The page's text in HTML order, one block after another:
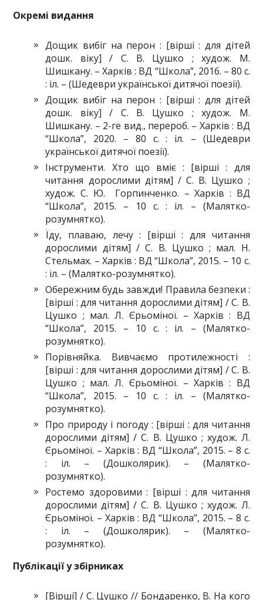
Окремі видання
Дощик вибіг на перон : [вірші : для дітей
дошк. віку] / С. В. Цушко ; худож. М.
Шишкану. – Харків : ВД “Школа”, 2016. – 80 с.
: іл. – (Шедеври української дитячої поезії).
Дощик вибіг на перон : [вірші : для дітей
дошк. віку] / С. В. Цушко ; худож. М.
Шишкану. – 2-ге вид., перероб. – Харків : ВД
“Школа”, 2020. – 80 с. : іл. – (Шедеври
української дитячої поезії).
Інструменти. Хто що вміє : [вірші : для
читання дорослими дітям] / С. В. Цушко ;
худож. С. Ю. Горпинченко. – Харків : ВД
“Школа”, 2015. – 10 с. : іл. – (Малятко-
розумнятко).
Їду, плаваю, лечу : [вірші : для читання
дорослими дітям] / С. В. Цушко ; мал. Н.
Стельмах. – Харків : ВД “Школа”, 2015. – 10 с.
: іл. – (Малятко-розумнятко).
Обережним будь завжди! Правила безпеки :
[вірші : для читання дорослими дітям] / С. В.
Цушко ; мал. Л. Єрьоміної. – Харків : ВД
“Школа”, 2015. – 10 с. : іл. – (Малятко-
розумнятко).
Порівняйка. Вивчаємо протилежності :
[вірші : для читання дорослими дітям] / С. В.
Цушко ; мал. Л. Єрьоміної. – Харків : ВД
“Школа”, 2015. – 10 с. : іл. – (Малятко-
розумнятко).
Про природу і погоду : [вірші : для читання
дорослими дітям] / С. В. Цушко ; худож. Л.
Єрьоміної. – Харків : ВД “Школа”, 2015. – 8 с.
: іл. – (Дошколярик). – (Малятко-
розумнятко).
Ростемо здоровими : [вірші : для читання
дорослими дітям] / С. В. Цушко ; худож. Л.
Єрьоміної. – Харків : ВД “Школа”, 2015. – 8 с.
: іл. – (Дошколярик). – (Малятко-
розумнятко).
Публікації у збірниках
[Вірші] / С. Цушко // Бондаренко, В. На кого